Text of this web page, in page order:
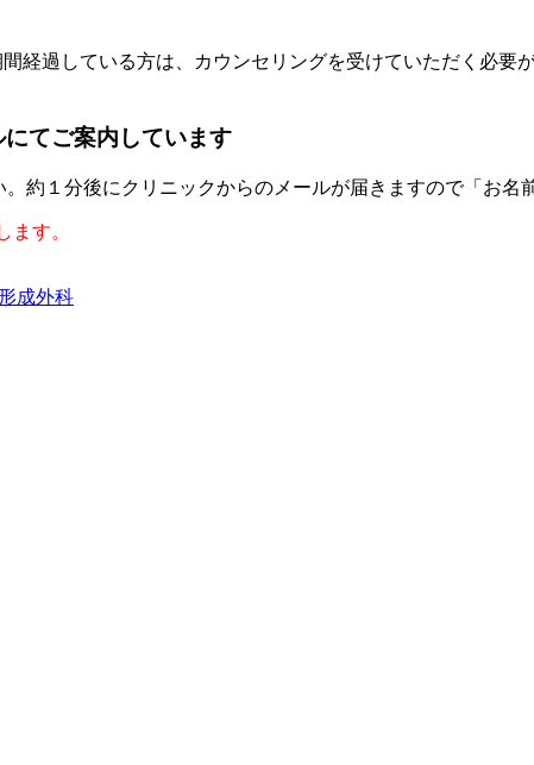
経過している方は、カウンセリングを受けていただく必要
てご案内しています
。約１分後にクリニックからのメールが届きますので「お
す。